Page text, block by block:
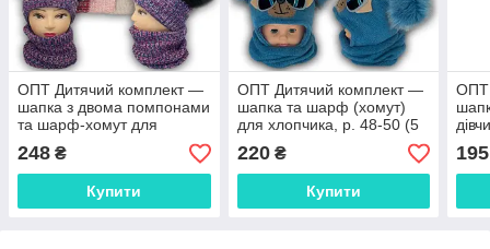
ОПТ Дитячий комплект —
шапка з двома помпонами
та шарф-хомут для
дівчинки, 48-50 (5 шт./
набір)
248 ₴
Купити
ОПТ Дитячий комплект —
шапка та шарф (хомут)
для хлопчика, р. 48-50 (5
шт./набір)
220₴
Купити
ОПТ
195